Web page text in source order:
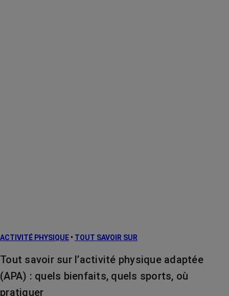
ACTIVITÉ PHYSIQUE • TOUT SAVOIR SUR
Tout savoir sur l’activité physique adaptée
(APA) : quels bienfaits, quels sports, où
pratiquer